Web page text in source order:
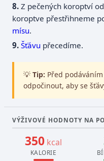
Z pečených koroptví
koroptve přestřihneme
mísu.
Šťávu přecedíme.
💡 Tip: Před
odpočinout, aby se
VÝŽIVOVÉ HODNOTY NA
350 kcal
KALORIE